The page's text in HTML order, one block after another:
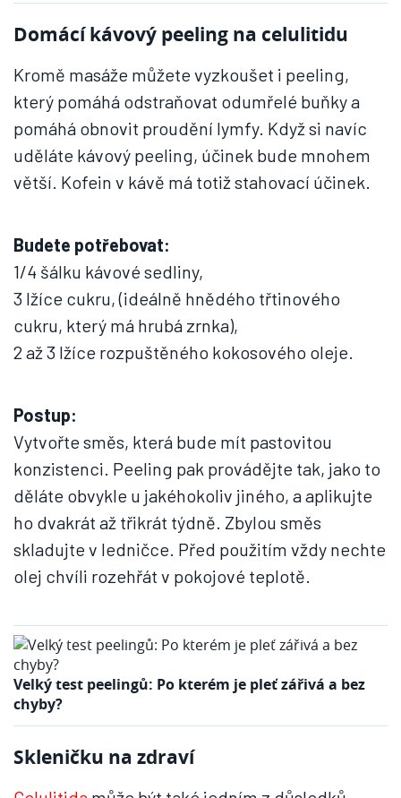
Domácí kávový peeling na celulitidu
Kromě masáže můžete vyzkoušet i peeling,
který pomáhá odstraňovat odumřelé buňky a
pomáhá obnovit proudění lymfy. Když si navíc
uděláte kávový peeling, účinek bude mnohem
větší. Kofein v kávě má totiž stahovací účinek.
Budete potřebovat:
1/4 šálku kávové sedliny,
3 lžíce cukru, (ideálně hnědého třtinového
cukru, který má hrubá zrnka),
2 až 3 lžíce rozpuštěného kokosového oleje.
Postup:
Vytvořte směs, která bude mít pastovitou
konzistenci. Peeling pak provádějte tak, jako to
děláte obvykle u jakéhokoliv jiného, a aplikujte
ho dvakrát až třikrát týdně. Zbylou směs
skladujte v ledničce. Před použitím vždy nechte
olej chvíli rozehřát v pokojové teplotě.
Velký test peelingů: Po kterém je pleť zářivá a bez
chyby?
Skleničku na zdraví